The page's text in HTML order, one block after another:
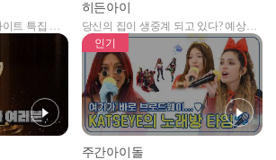
트 특집 남
히든아이
당신의 집이 생중계 되고 있다? 예상치
못한 곳에서 일어나는 불법촬영 범죄!
인기
주간아이돌